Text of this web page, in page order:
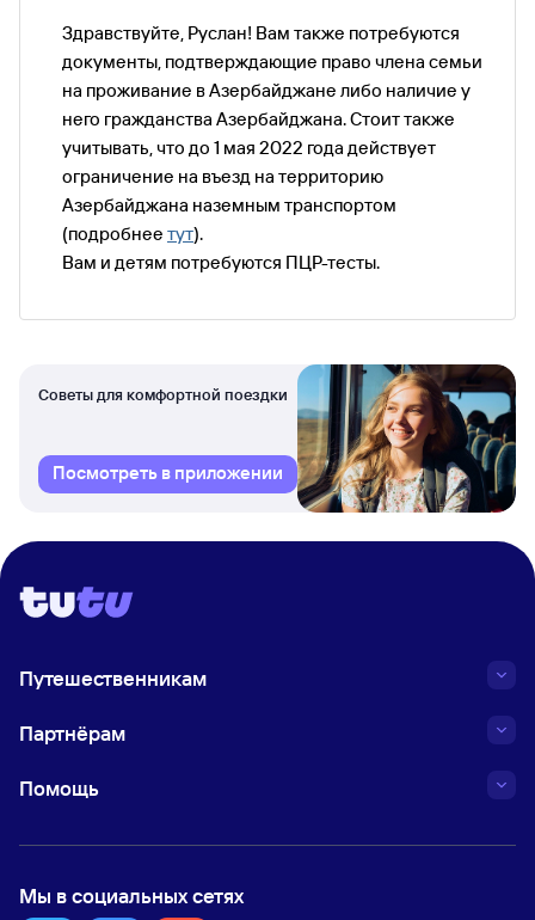
Здравствуйте, Руслан! Вам также потребуются
документы, подтверждающие право члена семьи
на проживание в Азербайджане либо наличие у
него гражданства Азербайджана. Стоит также
учитывать, что до 1 мая 2022 года действует
ограничение на въезд на территорию
Азербайджана наземным транспортом
(подробнее тут).
Вам и детям потребуются ПЦР-тесты.
Советы для комфортной поездки
Посмотреть в приложении
Путешественникам
Партнёрам
Помощь
Мы в социальных сетях